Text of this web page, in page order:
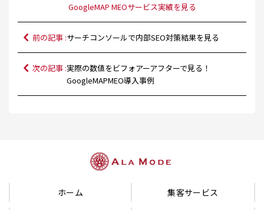
GoogleMAP MEOサービス実績を見る
前の記事 :サーチコンソールで内部SEO対策結果を見る
次の記事 :実際の数値をビフォアーアフターで見る！
GoogleMAPMEO導入事例
ホーム 集客サービス